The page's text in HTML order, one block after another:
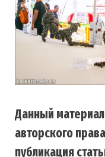
Данный
авторского
публикация